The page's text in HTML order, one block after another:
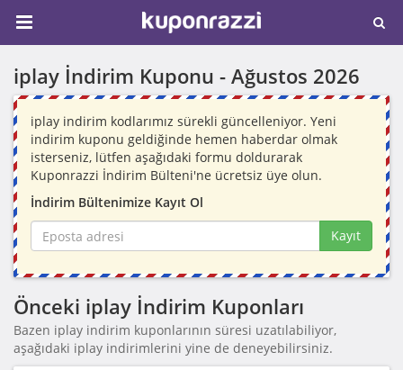
iplay İndirim Kuponu - Ağustos 2026
iplay indirim kodlarımız sürekli güncelleniyor. Yeni
indirim kuponu geldiğinde hemen haberdar olmak
isterseniz, lütfen aşağıdaki formu doldurarak
Kuponrazzi İndirim Bülteni'ne ücretsiz üye olun.
İndirim Bültenimize Kayıt Ol
Kayıt
Önceki iplay İndirim Kuponları
Bazen iplay indirim kuponlarının süresi uzatılabiliyor,
aşağıdaki iplay indirimlerini yine de deneyebilirsiniz.